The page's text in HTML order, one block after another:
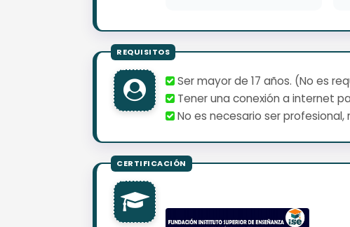
Ser mayor de 17 años. (No es
Tener una conexión a internet
No es necesario ser